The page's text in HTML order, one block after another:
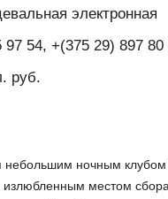
электронная
97 54, +(375 29) 897 80
руб.
небольшим ночным клубом
излюбленным местом